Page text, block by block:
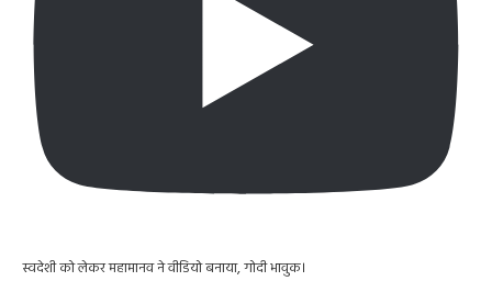
स्वदेशी को लेकर महामानव ने वीडियो बनाया, गोदी भावुक।